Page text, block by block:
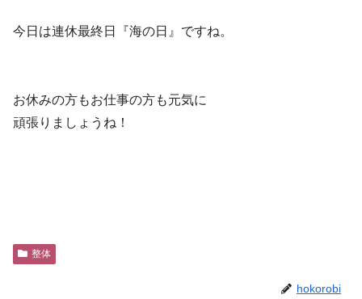
今日は連休最終日『海の日』ですね。
お休みの方もお仕事の方も元気に
頑張りましょうね！
整体
hokorobi